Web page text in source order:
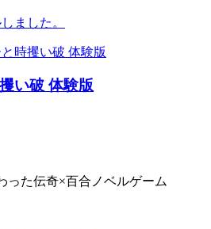
ました。
い破 体験版
った伝奇×百合ノベルゲーム